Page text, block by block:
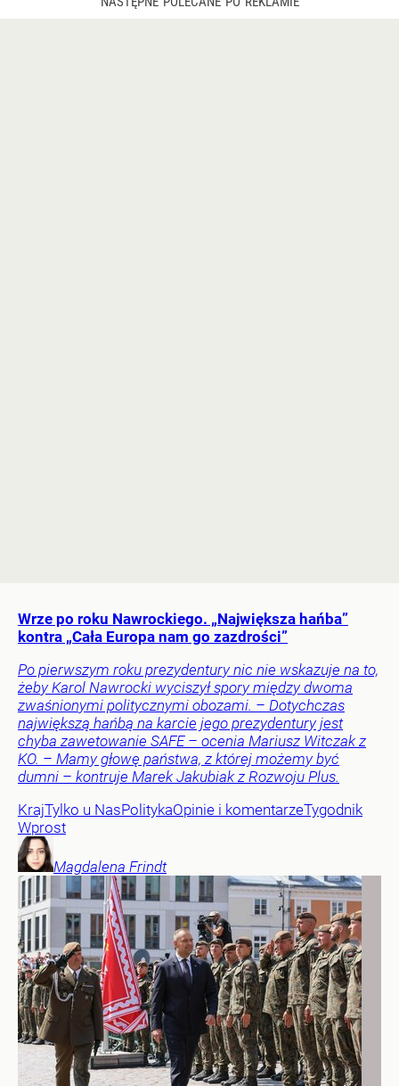
Wrze po roku Nawrockiego. „Największa hańba”
kontra „Cała Europa nam go zazdrości”
Po pierwszym roku prezydentury nic nie wskazuje na to,
żeby Karol Nawrocki wyciszył spory między dwoma
zwaśnionymi politycznymi obozami. – Dotychczas
największą hańbą na karcie jego prezydentury jest
chyba zawetowanie SAFE – ocenia Mariusz Witczak z
KO. – Mamy głowę państwa, z której możemy być
dumni – kontruje Marek Jakubiak z Rozwoju Plus.
KrajTylko u NasPolitykaOpinie i komentarzeTygodnik
Wprost
Magdalena Frindt